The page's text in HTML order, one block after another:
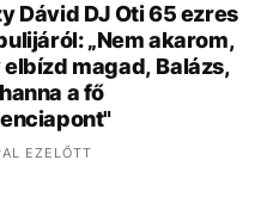
Dávid DJ Oti 65 ezres
„Nem akarom,
elbízd magad, Balázs,
a fő
EZELŐTT